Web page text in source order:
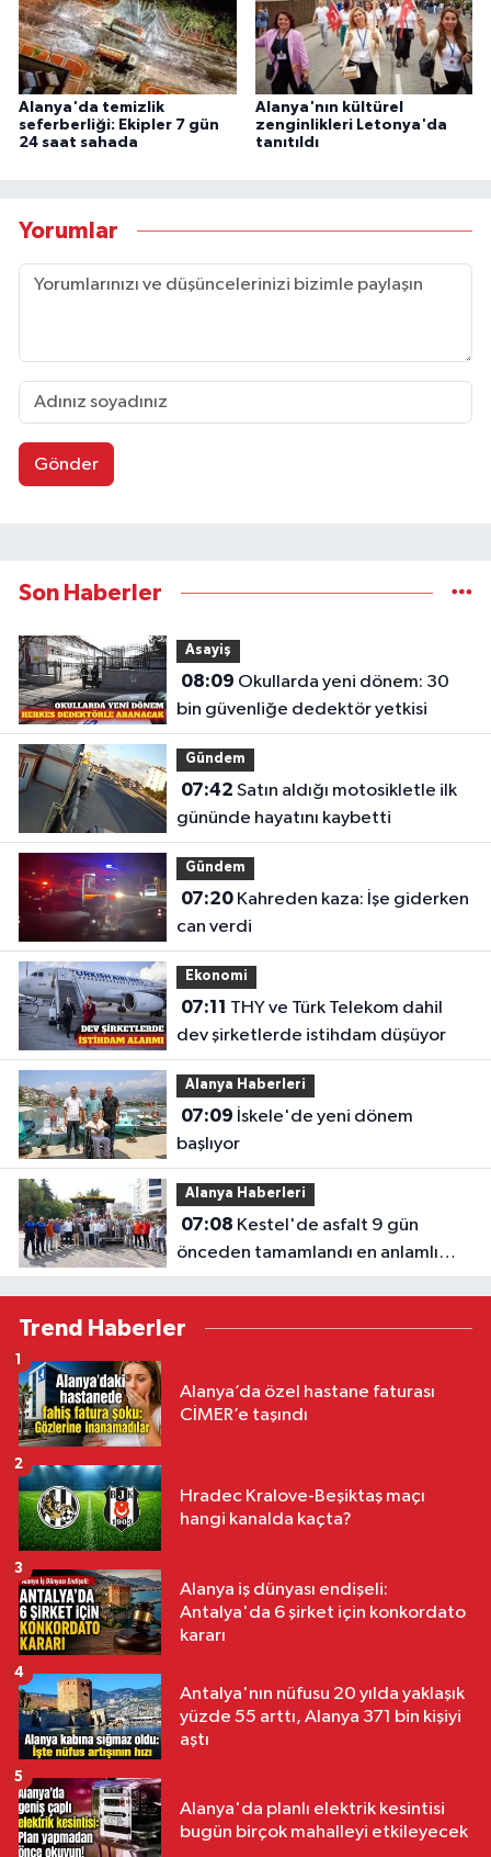
Alanya'da temizlik
seferberliği: Ekipler 7 gün
24 saat sahada
Alanya'nın kültürel
zenginlikleri Letonya'da
tanıtıldı
Yorumlar
Gönder
Son Haberler
Asayiş
08:09
bin güvenliğe dedektör yetkisi
Gündem
07:42
gününde hayatını kaybetti
Gündem
07:20Kahreden kaza: İşe giderken
can verdi
Ekonomi
07:11
dev şirketlerde istihdam düşüyor
Alanya Haberleri
07:09
başlıyor
Alanya Haberleri
07:08
önceden tamamlandı en anlamlı
teşekkür iş makinesinin üzerine
Trend Haberler
Alanya’da özel hastane faturası
CİMER’e taşındı
1
Hradec Kralove-Beşiktaş maçı
hangi kanalda kaçta?
2
Alanya iş dünyası endişeli:
Antalya'da 6 şirket için konkordato
kararı
3
Antalya'nın nüfusu 20 yılda yaklaşık
yüzde 55 arttı, Alanya 371 bin kişiyi
aştı
4
Alanya'da planlı elektrik kesintisi
bugün birçok mahalleyi etkileyecek
5